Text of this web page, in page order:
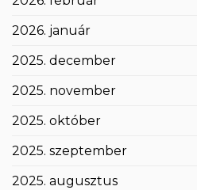
2026. január
2025. december
2025. november
2025. október
2025. szeptember
2025. augusztus